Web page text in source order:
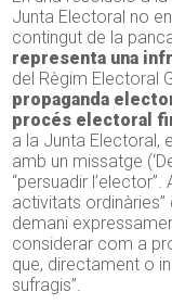
Junta Electoral no
contingut de la
representa una
del Règim Electoral
propaganda
procés electoral
a la Junta Electoral,
amb un missatge
“persuadir
activitats
demani
considerar com a
que, directament o
sufragis”.